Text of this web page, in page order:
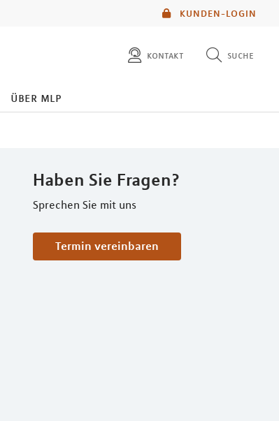
KUNDEN-LOGIN
kontakt suche
über mlp
Haben Sie Fragen?
Sprechen Sie mit uns
Termin vereinbaren